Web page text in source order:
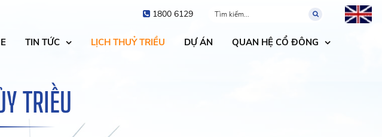
1800 6129
TIN TỨC LỊCH THUỶ TRIỀU DỰ ÁN
QUAN HỆ CỔ ĐÔNG
TRIỀU